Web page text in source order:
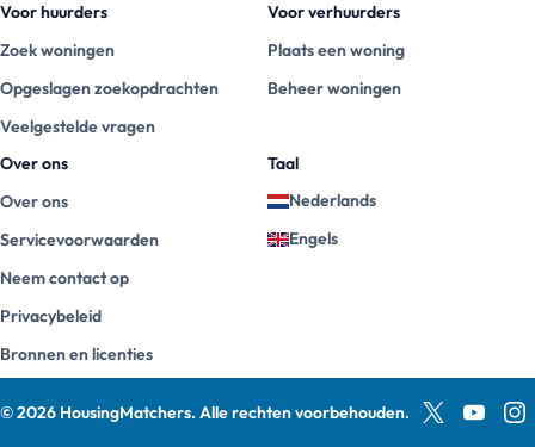
Voor huurders
Zoek woningen
Opgeslagen zoekopdrachten
Veelgestelde vragen
Voor verhuurders
Plaats een woning
Beheer woningen
Over ons
Over ons
Servicevoorwaarden
Neem contact op
Privacybeleid
Bronnen en licenties
Taal
Nederlands
Engels
©2026 HousingMatchers. Alle rechten voorbehouden.